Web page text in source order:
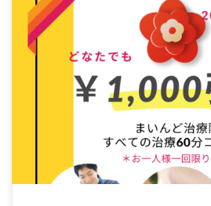
みなさんこんにちは。 あっという間に
金曜日は節分。 まいんど治療院の今